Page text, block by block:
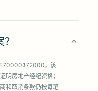
。该
明房地产经纪资格；
和取消条款仍按每笔